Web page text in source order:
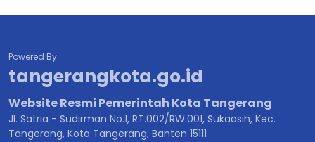
Powered By
tangerangkota.go.id
Website Resmi Pemerintah Kota Tangerang
Jl. Satria - Sudirman No.1, RT.002/RW.001, Sukaasih, Kec.
Tangerang, Kota Tangerang, Banten 15111